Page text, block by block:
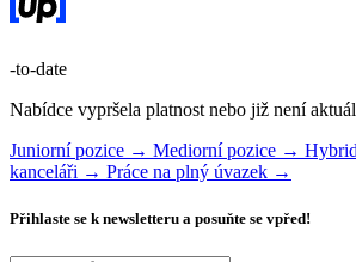
-to-date
Nabídce vypršela platnost nebo již není
Juniorní pozice → Mediorní pozice →
kanceláři → Práce na plný úvazek →
Přihlaste se k newsletteru a posuňte se vpřed!